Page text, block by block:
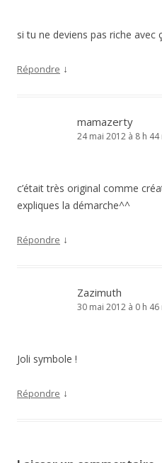
si tu ne deviens pas riche avec
Répondre ↓
mamazerty
24 mai 2012 à 8 h 44
c’était très original comme
expliques la démarche^^
Répondre ↓
Zazimuth
30 mai 2012 à 0 h 46
Joli symbole !
Répondre ↓